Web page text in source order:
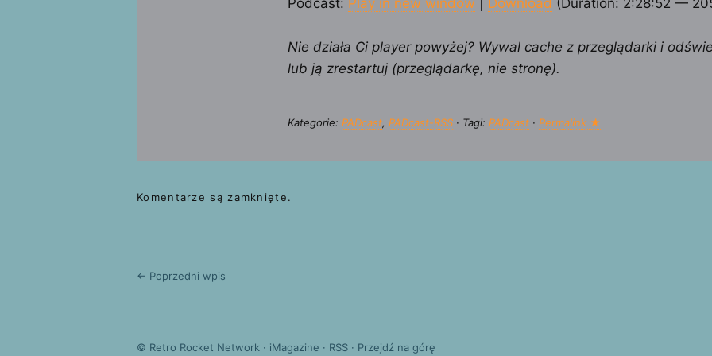
Nie działa Ci player powyżej? Wywal cache z przeglądarki i
lub ją zrestartuj (przeglądarkę, nie stronę).
Kategorie: PADcast, PADcast-RSS · Tagi: PADcast · Permalink ★
Komentarze są zamknięte.
← Poprzedni wpis
© Retro Rocket Network · iMagazine · RSS · Przejdź na górę